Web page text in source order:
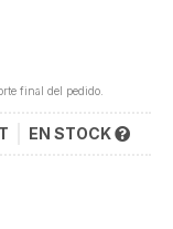
final del pedido.
EN STOCK